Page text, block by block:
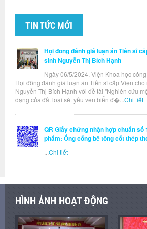
TIN TỨC MỚI
Hội đồng đánh giá luận án Tiến sĩ
sinh Nguyễn Thị Bích Hạnh
Ngày 06/5/2024, Viện Khoa học
Hội đồng đánh giá luận án Tiến sĩ cấp Viện
Nguyễn Thị Bích Hạnh với đề tài "Nghiên cứu
dạng của đất loại sét yếu ven biển đ�... Chi tiết
QR Giấy chứng nhận hợp chuẩn số
phẩm: Ống cống bê tông cốt thép
Chi tiết
HÌNH ẢNH HOẠT ĐỘNG